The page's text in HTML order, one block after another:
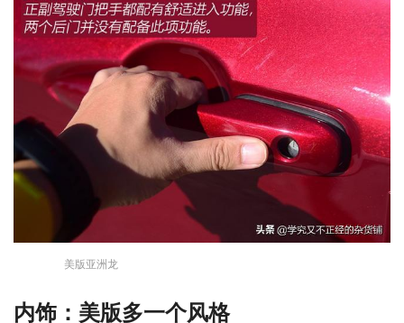
美版亚洲龙
内饰：美版多一个风格